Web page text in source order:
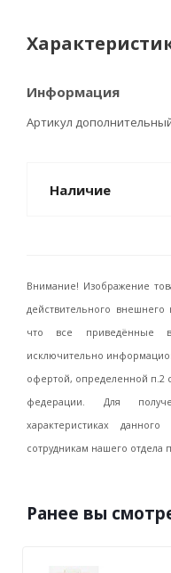
Информация
Артикул
Наличие
Внимание! Изображение
действительного
что все приведённые
исключительно
офертой, определенной п.2
федерации. Для
характеристиках
сотрудникам нашего отдела
Ранее вы